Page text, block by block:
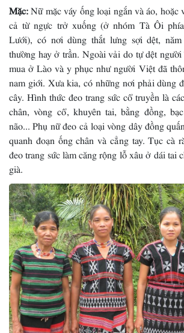
Mặc:Nữ mặc váy ống loại ngắn và áo, hoặc
cả từ ngực trở xuống (ở nhóm Tà Ôi
Lưới), có nơi dùng thắt lưng sợi dệt, năm
thường hay ở trần. Ngoài vải do tự dệt
mua ở Lào và y phục như người Việt đã
nam giới. Xưa kia, có những nơi phải dùng
cây. Hình thức đeo trang sức cổ truyền là
chân, vòng cổ, khuyên tai, bằng đồng,
não... Phụ nữ đeo cả loại vòng dây đồng
quanh đoạn ống chân và cẳng tay. Tục cà
đeo trang sức làm căng rộng lỗ xâu ở dái tai
già.